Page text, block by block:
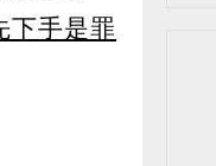
下手是罪